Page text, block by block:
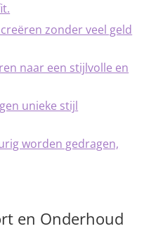
zonder veel geld
naar een stijlvolle en
unieke stijl
worden gedragen,
en Onderhoud